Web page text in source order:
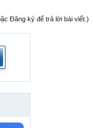
Đăng ký để trả lời bài viết.)